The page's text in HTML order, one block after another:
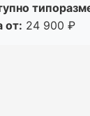
от: 24 900 ₽